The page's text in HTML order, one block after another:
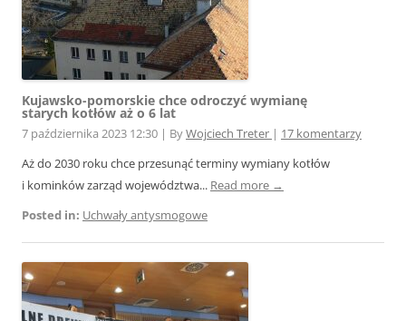
Kujawsko-pomorskie chce odroczyć wymianę
starych kotłów aż o 6 lat
7 października 2023 12:30 | ByWojciech Treter | 17 komentarzy
Aż do 2030 roku chce przesunąć terminy wymiany kotłów
i kominków zarząd województwa... Read more →
Posted in: Uchwały antysmogowe